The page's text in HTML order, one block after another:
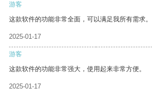
游客
这款软件的功能非常全面，可以满足我所有需求。
2025-01-17
游客
这款软件的功能非常强大，使用起来非常方便。
2025-01-17